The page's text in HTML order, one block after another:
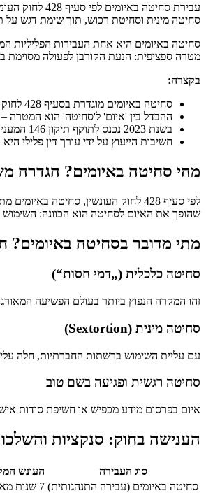
סחיטה מינית וסחיטת רכוש, תוך שימת דגש על תיקון 146 לחוק והבדלה בין איום
סחיטה באיומים היא אחת העבירות הפליליות
מטרה ספציפית: הנעת הקורבן לפעולה מסוימת
בקצרה:
סחיטה באיומים מוגדרת בסעיף 428 לחוק העונשין ועונשה עד 9 שנות מאסר.
ההבדל בין 'איום' ל'סחיטה' הוא המטרה
בשנת 2023 נכנס לתוקף תיקון 146 המעניק כלים מחמירים למלחמה בתופעת דמי חסות (פרוטקשן).
חשיבות הייעוץ על ידי עורך דין פלילי
מהי סחיטה באיומים? הגדרה
לפי סעיף 428 לחוק העונשין,
שהופך את האיום לסחיטה הוא הכוונה:
מתי מדובר בסחיטה באיומים?
סחיטה כלכלית („דמי חסות“)
זהו המקרה הנפוץ ביותר בעולם הפשיעה
סחיטה מינית (Sextortion)
עם עליית השימוש ברשתות החברתיות, חלה
סחיטה רגשית ופגיעה בשם טוב
איום בפרסום מידע מכפיש או חשיפת סודות
הענישה בחוק: סנקציות
סוג העבירה העונש
סחיטה באיומים (עבירה התנהגותית) 7 שנות מאסר